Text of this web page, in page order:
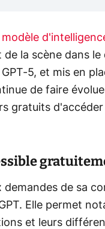
modèle
la scène dans le
GPT-5, et mis en
de faire
gratuits
demandes de sa
Elle permet
et leurs